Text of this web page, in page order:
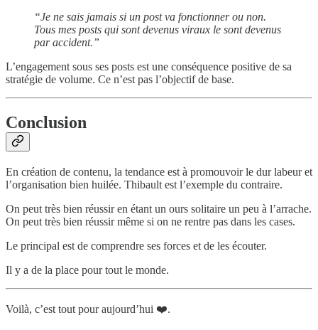
“Je ne sais jamais si un post va fonctionner ou non.
Tous mes posts qui sont devenus viraux le sont devenus
par accident.”
L’engagement sous ses posts est une conséquence positive de sa
stratégie de volume. Ce n’est pas l’objectif de base.
Conclusion
En création de contenu, la tendance est à promouvoir le dur labeur et
l’organisation bien huilée. Thibault est l’exemple du contraire.
On peut très bien réussir en étant un ours solitaire un peu à l’arrache.
On peut très bien réussir même si on ne rentre pas dans les cases.
Le principal est de comprendre ses forces et de les écouter.
Il y a de la place pour tout le monde.
Voilà, c’est tout pour aujourd’hui ❤️.